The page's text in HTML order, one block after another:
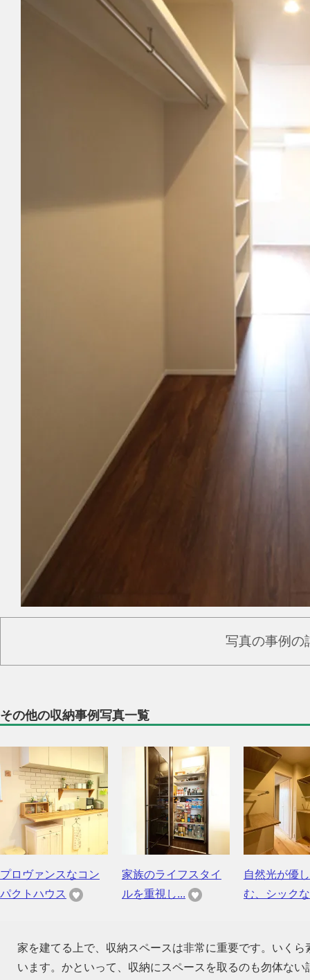
写真の事例の
その他の収納事例写真一覧
プロヴァンスなコン
パクトハウス
家族のライフスタイ
ルを重視し...
自然光が優
む、シック
家を建てる上で、収納スペースは非常に重要です。いく
います。かといって、収納にスペースを取るのも勿体な